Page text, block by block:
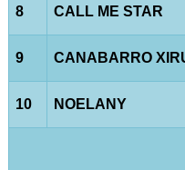
8 CALL ME STAR
9 CANABARRO
10 NOELANY